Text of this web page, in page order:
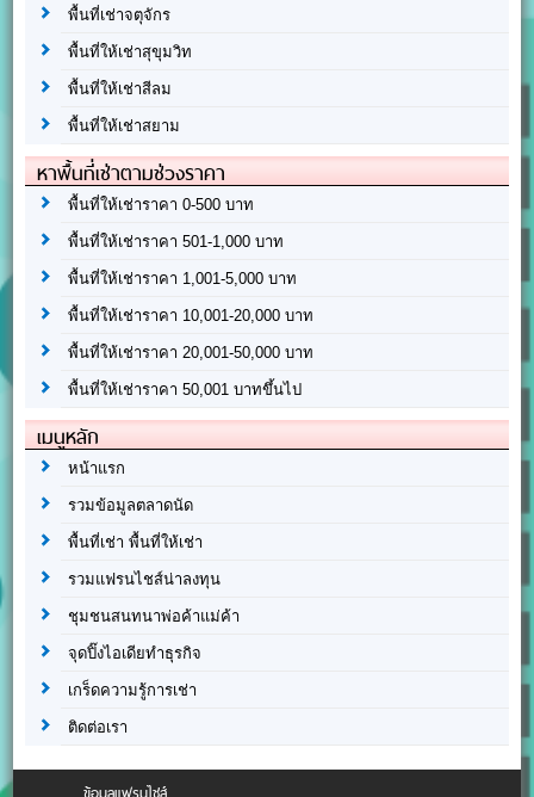
พื้นที่เช่าจตุจักร
พื้นที่ให้เช่าสุขุมวิท
พื้นที่ให้เช่าสีลม
พื้นที่ให้เช่าสยาม
หาพื้นที่เช่าตามช่วงราคา
พื้นที่ให้เช่าราคา 0-500 บาท
พื้นที่ให้เช่าราคา 501-1,000 บาท
พื้นที่ให้เช่าราคา 1,001-5,000 บาท
พื้นที่ให้เช่าราคา 10,001-20,000 บาท
พื้นที่ให้เช่าราคา 20,001-50,000 บาท
พื้นที่ให้เช่าราคา 50,001 บาทขึ้นไป
เมนูหลัก
หน้าแรก
รวมข้อมูลตลาดนัด
พื้นที่เช่า พื้นที่ให้เช่า
รวมแฟรนไชส์น่าลงทุน
ชุมชนสนทนาพ่อค้าแม่ค้า
จุดปิ๊งไอเดียทำธุรกิจ
เกร็ดความรู้การเช่า
ติดต่อเรา